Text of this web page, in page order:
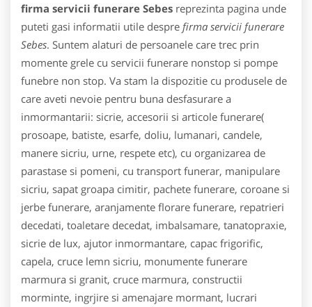
firma servicii funerare Sebes reprezinta pagina unde
puteti gasi informatii utile despre firma servicii funerare
Sebes. Suntem alaturi de persoanele care trec prin
momente grele cu servicii funerare nonstop si pompe
funebre non stop. Va stam la dispozitie cu produsele de
care aveti nevoie pentru buna desfasurare a
inmormantarii: sicrie, accesorii si articole funerare(
prosoape, batiste, esarfe, doliu, lumanari, candele,
manere sicriu, urne, respete etc), cu organizarea de
parastase si pomeni, cu transport funerar, manipulare
sicriu, sapat groapa cimitir, pachete funerare, coroane si
jerbe funerare, aranjamente florare funerare, repatrieri
decedati, toaletare decedat, imbalsamare, tanatopraxie,
sicrie de lux, ajutor inmormantare, capac frigorific,
capela, cruce lemn sicriu, monumente funerare
marmura si granit, cruce marmura, constructii
morminte, ingrjire si amenajare mormant, lucrari